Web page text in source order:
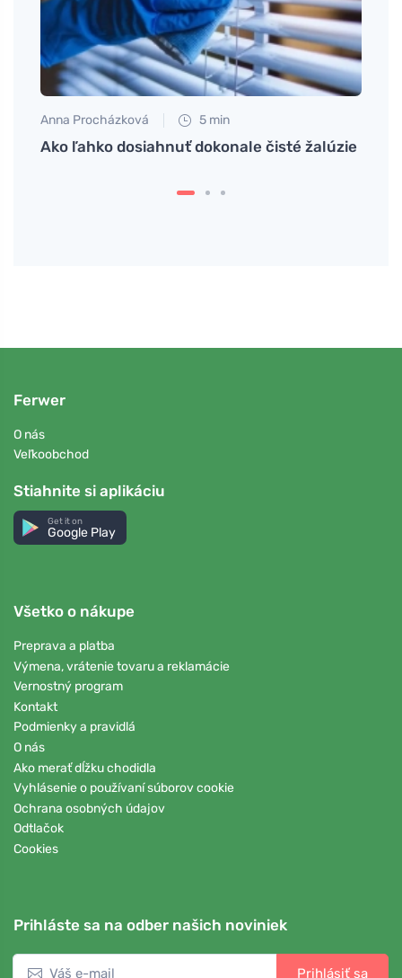
Anna Procházková 5 min
Ako ľahko dosiahnuť dokonale čisté žalúzie
Ferwer
O nás
Veľkoobchod
Stiahnite si aplikáciu
Get it on
Google Play
Všetko o nákupe
Preprava a platba
Výmena, vrátenie tovaru a reklamácie
Vernostný program
Kontakt
Podmienky a pravidlá
O nás
Ako merať dĺžku chodidla
Vyhlásenie o používaní súborov cookie
Ochrana osobných údajov
Odtlačok
Cookies
Prihláste sa na odber našich noviniek
Prihlásiť sa